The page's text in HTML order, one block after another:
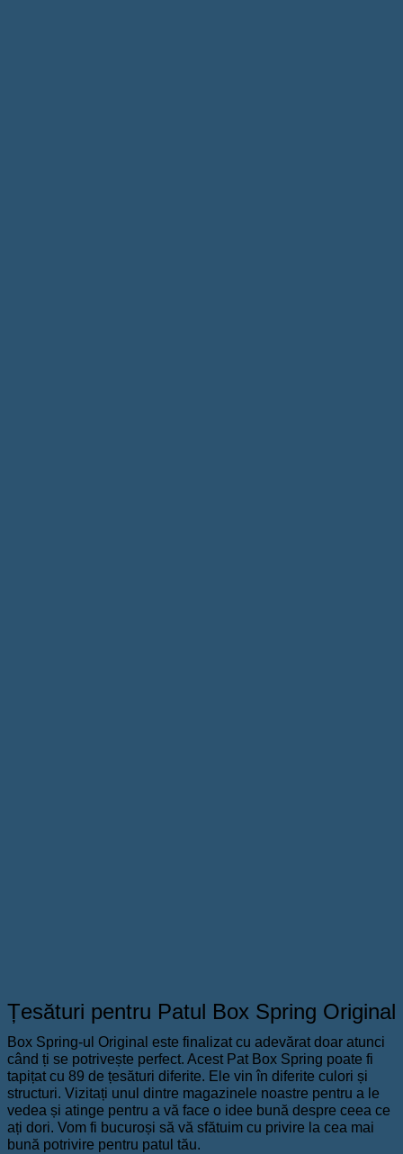
Țesături pentru Patul Box Spring Original
Box Spring-ul Original este finalizat cu adevărat doar atunci
când ți se potrivește perfect. Acest Pat Box Spring poate fi
tapițat cu 89 de țesături diferite. Ele vin în diferite culori și
structuri. Vizitați unul dintre magazinele noastre pentru a le
vedea și atinge pentru a vă face o idee bună despre ceea ce
ați dori. Vom fi bucuroși să vă sfătuim cu privire la cea mai
bună potrivire pentru patul tău.